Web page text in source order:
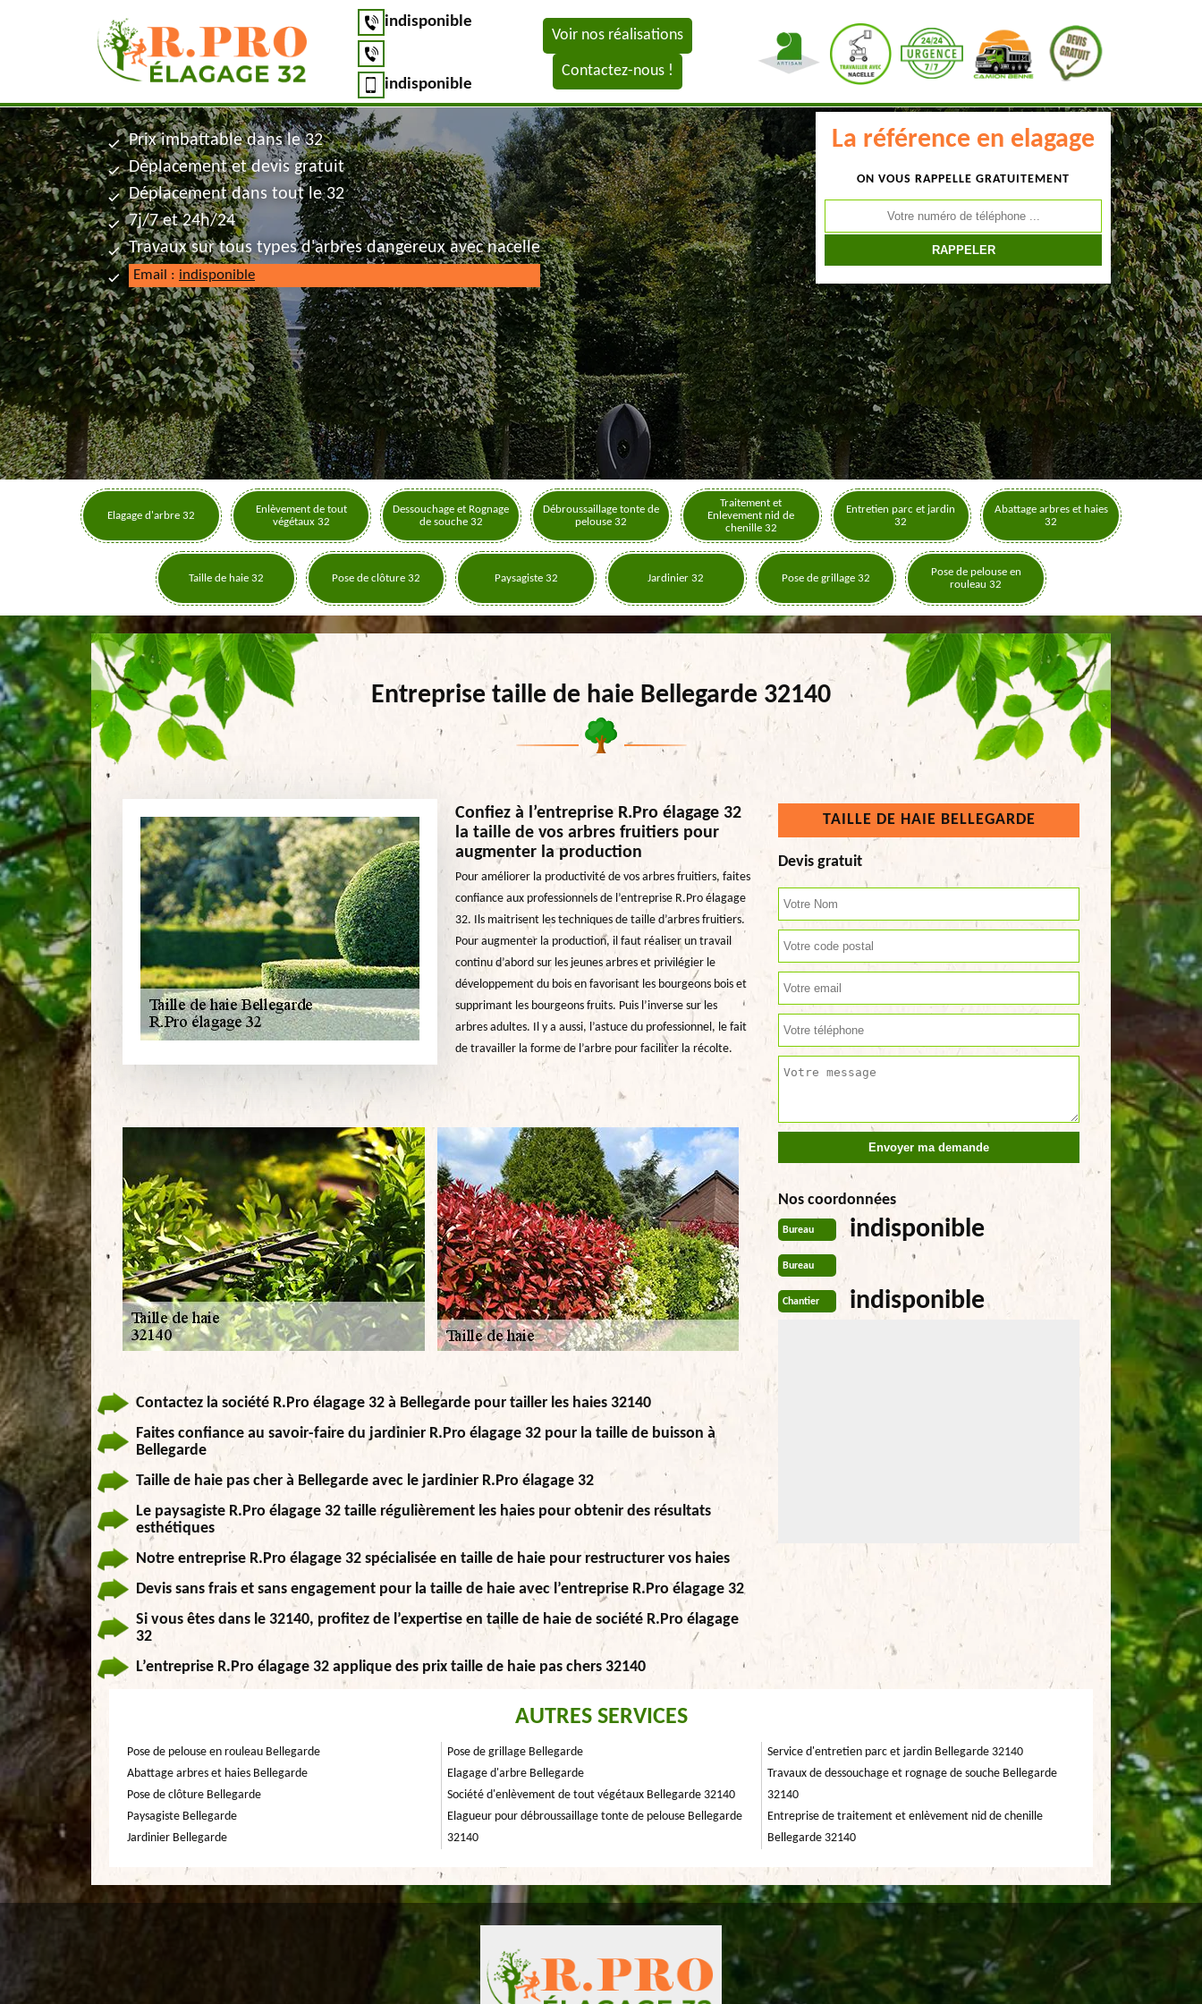
indisponible
indisponible
Voir nos réalisations
Contactez-nous !
La référence en elagage
ON VOUS RAPPELLE GRATUITEMENT
Prix imbattable dans le 32
Déplacement et devis gratuit
Déplacement dans tout le 32
7j/7 et 24h/24
Travaux sur tous types d'arbres dangereux avec nacelle
Email : indisponible
Elagage d'arbre 32
Enlèvement de tout
végétaux 32
Dessouchage et Rognage
de souche 32
Débroussaillage tonte de
pelouse 32
Traitement et
Enlevement nid de
chenille 32
Entretien parc et jardin
32
Abattage arbres et haies
32
Taille de haie 32 Pose de clôture 32 Paysagiste 32 Jardinier 32 Pose de grillage 32
Pose de pelouse en
rouleau 32
Entreprise taille de haie Bellegarde 32140
Confiez à l’entreprise R.Pro élagage 32
la taille de vos arbres fruitiers pour
augmenter la production
Pour améliorer la productivité de vos arbres fruitiers, faites
confiance aux professionnels de l’entreprise R.Pro élagage
32. Ils maitrisent les techniques de taille d’arbres fruitiers.
Pour augmenter la production, il faut réaliser un travail
continu d’abord sur les jeunes arbres et privilégier le
développement du bois en favorisant les bourgeons bois et
supprimant les bourgeons fruits. Puis l’inverse sur les
arbres adultes. Il y a aussi, l’astuce du professionnel, le fait
de travailler la forme de l’arbre pour faciliter la récolte.
Contactez la société R.Pro élagage 32 à Bellegarde pour tailler les haies 32140
Faites confiance au savoir-faire du jardinier R.Pro élagage 32 pour la taille de buisson à
Bellegarde
Taille de haie pas cher à Bellegarde avec le jardinier R.Pro élagage 32
Le paysagiste R.Pro élagage 32 taille régulièrement les haies pour obtenir des résultats
esthétiques
Notre entreprise R.Pro élagage 32 spécialisée en taille de haie pour restructurer vos haies
Devis sans frais et sans engagement pour la taille de haie avec l’entreprise R.Pro élagage 32
Si vous êtes dans le 32140, profitez de l’expertise en taille de haie de société R.Pro élagage
32
L’entreprise R.Pro élagage 32 applique des prix taille de haie pas chers 32140
TAILLE DE HAIE BELLEGARDE
Devis gratuit
Nos coordonnées
Bureau indisponible
Bureau
Chantier indisponible
AUTRES SERVICES
Pose de pelouse en rouleau Bellegarde
Abattage arbres et haies Bellegarde
Pose de clôture Bellegarde
Paysagiste Bellegarde
Jardinier Bellegarde
Pose de grillage Bellegarde
Elagage d'arbre Bellegarde
Société d'enlèvement de tout végétaux Bellegarde 32140
Elagueur pour débroussaillage tonte de pelouse Bellegarde
32140
Service d'entretien parc et jardin Bellegarde 32140
Travaux de dessouchage et rognage de souche Bellegarde
32140
Entreprise de traitement et enlèvement nid de chenille
Bellegarde 32140